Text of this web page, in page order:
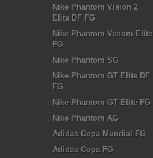
Nike Phantom Vision 2
Elite DF FG
Nike Phantom Venom Elite
FG
Nike Phantom SG
Nike Phantom GT Elite DF
FG
Nike Phantom GT Elite FG
Nike Phantom AG
Adidas Copa Mundial FG
Adidas Copa FG